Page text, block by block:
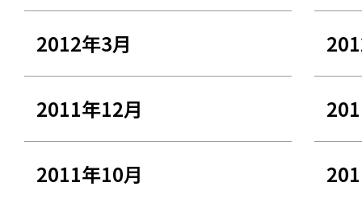
2012年3月
2011年12月
2011年10月